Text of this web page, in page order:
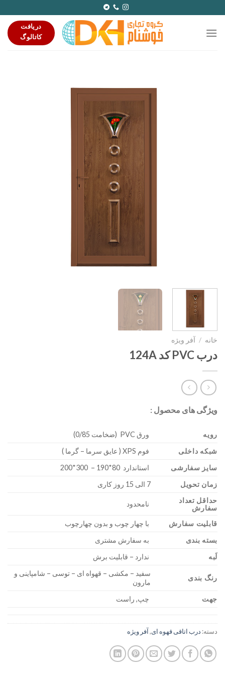
to
content
دریافت
کاتالوگ
خانه / آفر ویژه
درب PVC کد 124A
ویژگی های محصول :
رویه
ورق PVC (ضخامت 0/85)
شبکه داخلی
فوم XPS ( عایق سرما – گرما )
سایز سفارشی
استاندارد 80*190 – 300*200
زمان تحویل
7 الی 15 روز کاری
حداقل تعداد
سفارش
نامحدود
قابلیت سفارش
با چهار چوب و بدون چهارچوب
بسته بندی
به سفارش مشتری
لَبه
ندارد – قابلیت برش
رنگ بندی
سفید – مکشی – قهواه ای – توسی – شامپاینی و
مارون
جهت
چپ, راست
دسته: درب اتاقی قهوه ای,آفر ویژه